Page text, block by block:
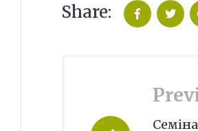
Share: Facebook
записів